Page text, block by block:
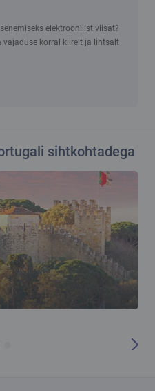
elektroonilist viisat?
vajaduse korral kiirelt ja lihtsalt
sihtkohtadega